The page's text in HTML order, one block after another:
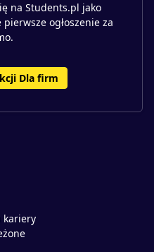
na Students.pl jako
ogłoszenie za
Dla firm
kariery